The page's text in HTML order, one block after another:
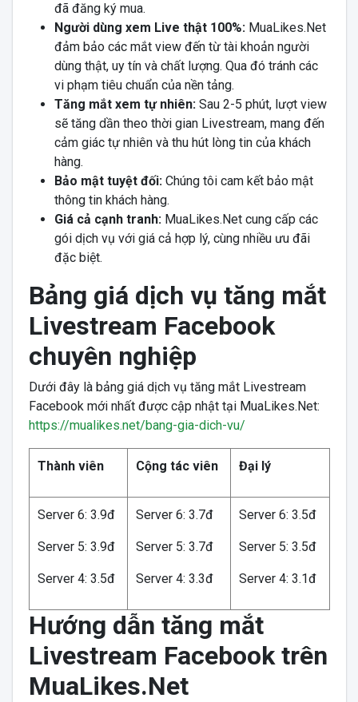
đã đăng ký mua.
Người dùng xem Live thật 100%: MuaLikes.Net
đảm bảo các mắt view đến từ tài khoản người
dùng thật, uy tín và chất lượng. Qua đó tránh các
vi phạm tiêu chuẩn của nền tảng.
Tăng mắt xem tự nhiên: Sau 2-5 phút, lượt view
sẽ tăng dần theo thời gian Livestream, mang đến
cảm giác tự nhiên và thu hút lòng tin của khách
hàng.
Bảo mật tuyệt đối: Chúng tôi cam kết bảo mật
thông tin khách hàng.
Giá cả cạnh tranh: MuaLikes.Net cung cấp các
gói dịch vụ với giá cả hợp lý, cùng nhiều ưu đãi
đặc biệt.
Bảng giá dịch vụ tăng mắt
Livestream Facebook
chuyên nghiệp
Dưới đây là bảng giá dịch vụ tăng mắt Livestream
Facebook mới nhất được cập nhật tại MuaLikes.Net:
https://mualikes.net/bang-gia-dich-vu/
Thành viên Cộng tác viên Đại lý
Server 6: 3.9đ
Server 5: 3.9đ
Server 4: 3.5đ
Server 6: 3.7đ
Server 5: 3.7đ
Server 4: 3.3đ
Server 6: 3.5đ
Server 5: 3.5đ
Server 4: 3.1đ
Hướng dẫn tăng mắt
Livestream Facebook trên
MuaLikes.Net